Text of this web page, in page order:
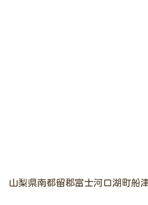
山梨県南都留郡富士河口湖町船